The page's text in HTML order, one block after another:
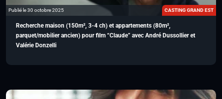
Publié le 30 octobre 2025 CASTING GRAND EST
Recherche maison (150m², 3-4 ch) et appartements (80m²,
parquet/mobilier ancien) pour film “Claude” avec André Dussollier et
Valérie Donzelli